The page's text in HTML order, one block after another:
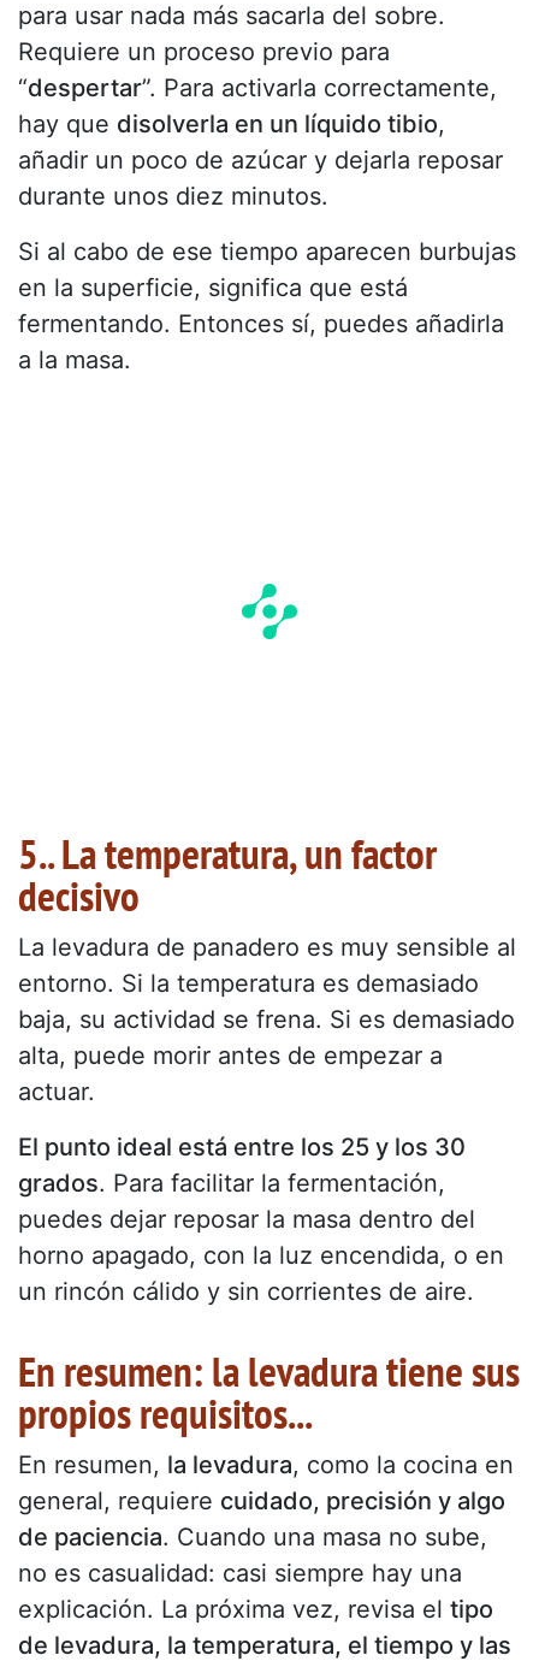
para usar nada más sacarla del sobre.
Requiere un proceso previo para
“despertar”. Para activarla correctamente,
hay que disolverla en un líquido tibio,
añadir un poco de azúcar y dejarla reposar
durante unos diez minutos.
Si al cabo de ese tiempo aparecen burbujas
en la superficie, significa que está
fermentando. Entonces sí, puedes añadirla
a la masa.
5.. La temperatura, un factor
decisivo
La levadura de panadero es muy sensible al
entorno. Si la temperatura es demasiado
baja, su actividad se frena. Si es demasiado
alta, puede morir antes de empezar a
actuar.
El punto ideal está entre los 25 y los 30
grados. Para facilitar la fermentación,
puedes dejar reposar la masa dentro del
horno apagado, con la luz encendida, o en
un rincón cálido y sin corrientes de aire.
En resumen: la levadura tiene sus
propios requisitos...
En resumen, la levadura, como la cocina en
general, requiere cuidado, precisión y algo
de paciencia. Cuando una masa no sube,
no es casualidad: casi siempre hay una
explicación. La próxima vez, revisa el tipo
de levadura, la temperatura, el tiempo y las